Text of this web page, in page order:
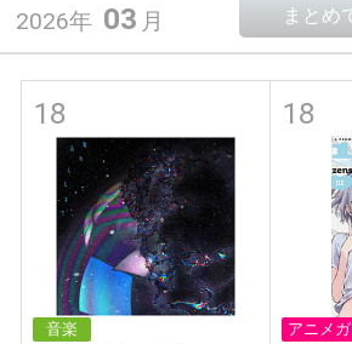
2026年 03 月
18
音楽
18
アニメガ